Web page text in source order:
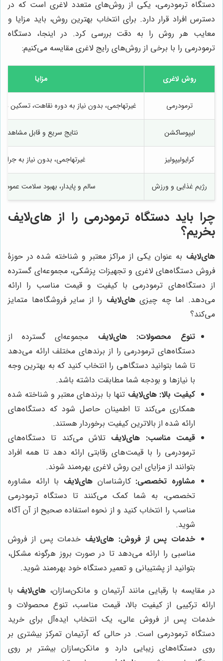
دستگاه ترمودرمی، یکی از روش‌های متعدد لاغری است که در
دسترس افراد قرار دارد. برای انتخاب بهترین روش، باید مزایا و
معایب هر روش را به دقت بررسی کرد. در اینجا، دستگاه
ترمودرمی را با برخی از روش‌های رایج لاغری مقایسه می‌کنیم:
روش لاغری مزایا
ترمودرمی غیرتهاجمی، بدون نیاز به دوره نقاهت، تسکین
لیپوساکشن نتایج سریع و قابل مشاهده
کرایولیپولیز غیرتهاجمی، بدون نیاز به
رژیم غذایی و ورزش سالم و پایدار، بهبود سلامت
چرا باید دستگاه ترمودرمی را از های‌لایف
بخریم؟
های‌لایف به عنوان یکی از مراکز معتبر و شناخته شده در حوزۀ
فروش دستگاه‌های لاغری و تجهیزات پزشکی، مجموعه‌ای گسترده
از دستگاه‌های ترمودرمی با کیفیت و قیمت مناسب را ارائه
می‌دهد. اما چه چیزیهای‌لایف را از سایر فروشگاه‌ها متمایز
می‌کند؟
تنوع محصولات:
های‌لایف مجموعه‌ای گسترده از
دستگاه‌های ترمودرمی را از برندهای مختلف ارائه می‌دهد
تا شما بتوانید دستگاهی را انتخاب کنید که به بهترین وجه
با نیازها و بودجه شما مطابقت داشته باشد.
کیفیت بالا: های‌لایف تنها با برندهای معتبر و شناخته شده
همکاری می‌کند تا اطمینان حاصل شود که دستگاه‌های
ارائه شده از بالاترین کیفیت برخوردار هستند.
قیمت مناسب: های‌لایف تلاش می‌کند تا دستگاه‌های
ترمودرمی را با قیمت‌های رقابتی ارائه دهد تا همه افراد
بتوانند از مزایای این روش لاغری بهره‌مند شوند.
مشاوره تخصصی: کارشناسان های‌لایف با ارائه مشاوره
تخصصی، به شما کمک می‌کنند تا دستگاه ترمودرمی
مناسب را انتخاب کنید و از نحوه استفاده صحیح از آن آگاه
شوید.
خدمات پس از فروش: های‌لایف خدمات پس از فروش
مناسبی را ارائه می‌دهد تا در صورت بروز هرگونه مشکل،
بتوانید از پشتیبانی و تعمیر دستگاه خود بهره‌مند شوید.
در مقایسه با رقبایی مانند آرتیمان و مانکن‌سازان،های‌لایف با
ارائه ترکیبی از کیفیت بالا، قیمت مناسب، تنوع محصولات و
خدمات پس از فروش عالی، یک انتخاب ایده‌آل برای خرید
دستگاه ترمودرمی است. در حالی که آرتیمان تمرکز بیشتری بر
روی دستگاه‌های زیبایی دارد و مانکن‌سازان بیشتر بر روی